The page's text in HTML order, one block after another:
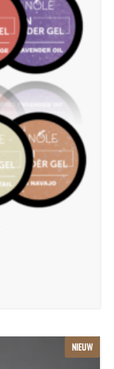
NIEUW